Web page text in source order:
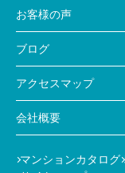
お客様の声
ブログ
アクセスマップ
会社概要
マンションカタログ